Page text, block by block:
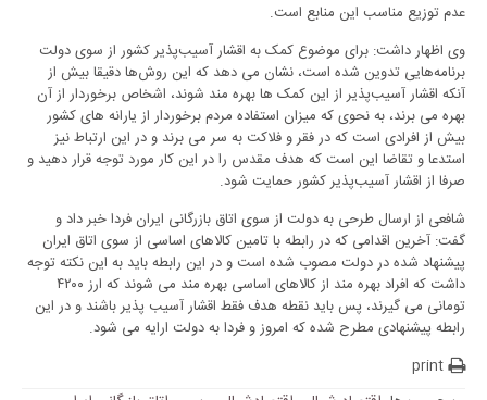
عدم توزیع مناسب این منابع است.
وی اظهار داشت: برای موضوع کمک به اقشار آسیب‌پذیر کشور از سوی دولت
برنامه‌هایی تدوین شده است، نشان می دهد که این روش‌ها دقیقا بیش از
آنکه اقشار آسیب‌پذیر از این کمک ها بهره مند شوند، اشخاص برخوردار از آن
بهره می برند، به نحوی که میزان استفاده مردم برخوردار از یارانه های کشور
بیش از افرادی است که در فقر و فلاکت به سر می برند و در این ارتباط نیز
استدعا و تقاضا این است که هدف مقدس را در این کار مورد توجه قرار دهید و
صرفا از اقشار آسیب‌پذیر کشور حمایت شود.
شافعی از ارسال طرحی به دولت از سوی اتاق بازرگانی ایران فردا خبر داد و
گفت: آخرین اقدامی که در رابطه با تامین کالاهای اساسی از سوی اتاق ایران
پیشنهاد شده در دولت مصوب شده است و در این رابطه باید به این نکته توجه
داشت که افراد بهره مند از کالاهای اساسی بهره مند می شوند که ارز ۴۲۰۰
تومانی می گیرند، پس باید نقطه هدف فقط اقشار آسیب پذیر باشند و در این
رابطه پیشنهادی مطرح شده که امروز و فردا به دولت ارایه می شود.
print